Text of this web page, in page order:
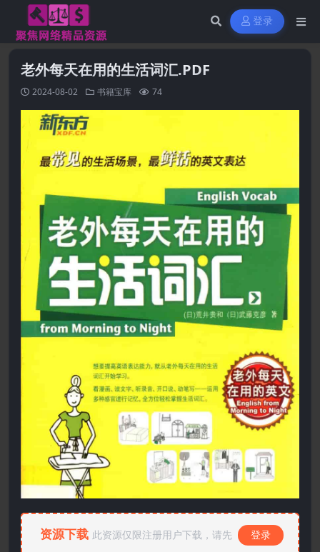
登录
老外每天在用的生活词汇.PDF
2024-08-02 书籍宝库 74
资源下载 此资源仅限注册用户下载，请先 登录